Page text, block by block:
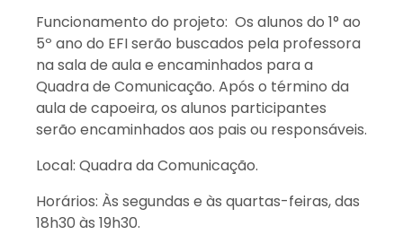
Funcionamento do projeto: Os alunos do 1° ao
5º ano do EFI serão buscados pela professora
na sala de aula e encaminhados para a
Quadra de Comunicação. Após o término da
aula de capoeira, os alunos participantes
serão encaminhados aos pais ou responsáveis.
Local: Quadra da Comunicação.
Horários: Às segundas e às quartas-feiras, das
18h30 às 19h30.